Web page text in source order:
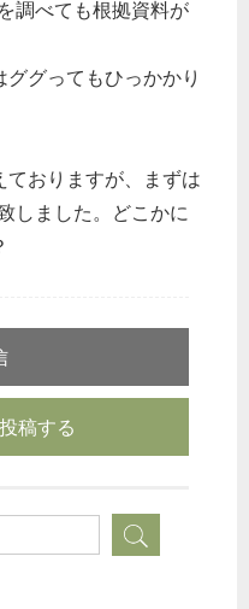
調べても根拠資料が
ググってもひっかかり
おりますが、まずは
しました。どこかに
稿する